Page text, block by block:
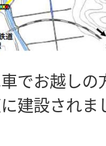
でお越しの
建設され